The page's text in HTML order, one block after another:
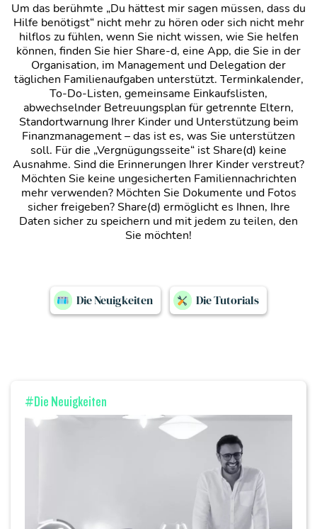
Um das berühmte „Du hättest mir sagen müssen, dass du
Hilfe benötigst“ nicht mehr zu hören oder sich nicht mehr
hilflos zu fühlen, wenn Sie nicht wissen, wie Sie helfen
können, finden Sie hier Share-d, eine App, die Sie in der
Organisation, im Management und Delegation der
täglichen Familienaufgaben unterstützt. Terminkalender,
To-Do-Listen, gemeinsame Einkaufslisten,
abwechselnder Betreuungsplan für getrennte Eltern,
Standortwarnung Ihrer Kinder und Unterstützung beim
Finanzmanagement – das ist es, was Sie unterstützen
soll. Für die „Vergnügungsseite“ ist Share(d) keine
Ausnahme. Sind die Erinnerungen Ihrer Kinder verstreut?
Möchten Sie keine ungesicherten Familiennachrichten
mehr verwenden? Möchten Sie Dokumente und Fotos
sicher freigeben? Share(d) ermöglicht es Ihnen, Ihre
Daten sicher zu speichern und mit jedem zu teilen, den
Sie möchten!
Die Neuigkeiten Die Tutorials
#Die Neuigkeiten